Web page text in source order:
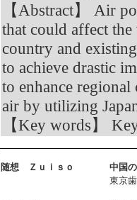
【Abstract】 Air
that could affect
country and
to achieve drastic
to enhance regional
air by utilizing
【Key words】
随想 Ｚｕｉｓｏ
中国
東京